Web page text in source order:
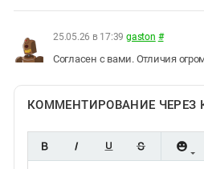
25.05.26 в 17:39 gaston #
Согласен с вами. Отличия
КОММЕНТИРОВАНИЕ ЧЕРЕЗ